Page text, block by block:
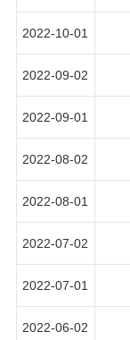
2022-10-01
2022-09-02
2022-09-01
2022-08-02
2022-08-01
2022-07-02
2022-07-01
2022-06-02